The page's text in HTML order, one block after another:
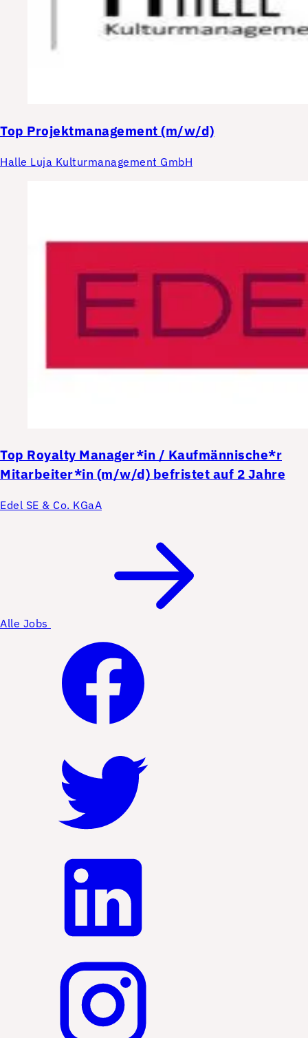
Top Projektmanagement (m/w/d)
Halle Luja Kulturmanagement GmbH
Top Royalty Manager*in / Kaufmännische*r
Mitarbeiter*in (m/w/d) befristet auf 2 Jahre
Edel SE & Co. KGaA
Alle Jobs